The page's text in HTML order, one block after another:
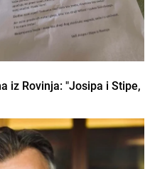
iz Rovinja: "Josipa i Stipe,